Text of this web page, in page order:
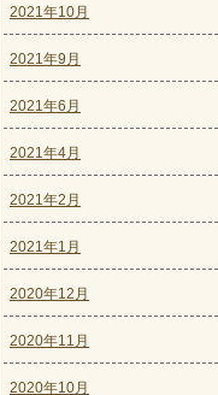
2021年10月
2021年9月
2021年6月
2021年4月
2021年2月
2021年1月
2020年12月
2020年11月
2020年10月